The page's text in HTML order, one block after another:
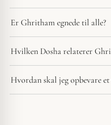
Er Ghritham egnede til alle?
Hvilken Dosha relaterer
Hvordan skal jeg opbevare